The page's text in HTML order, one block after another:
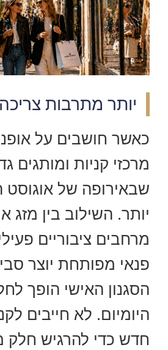
יותר מתרבות צריכה
כאשר חושבים על
מרכזי קניות ומותגים
שבאירופה של אוגוסט
יותר. השילוב בין מזג
מרחבים ציבוריים
פנאי מפותחת יוצר
הסגנון האישי הופך
היומיום. לא חייבים
חדש כדי להרגיש חלק